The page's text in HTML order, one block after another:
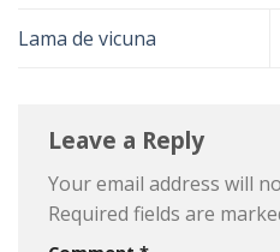
Lama de vicuna
Leave a Reply
Your email address will
Required fields are